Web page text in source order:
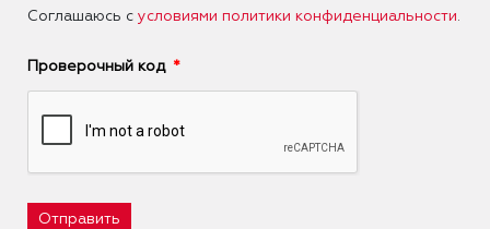
Соглашаюсь с условиями политики конфиденциальности.
Проверочный код
Отправить